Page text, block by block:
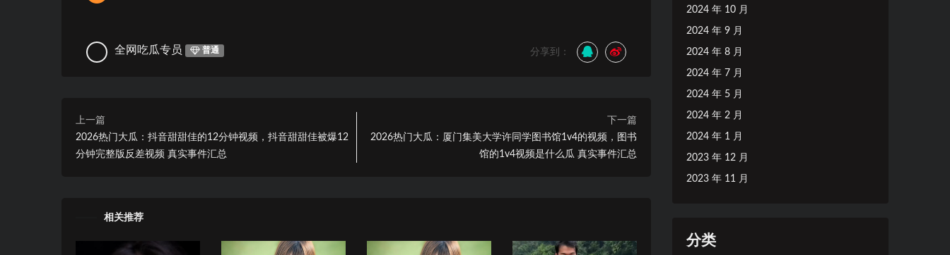
全网吃瓜专员 普通 分享到：
上一篇
2026热门大瓜：抖音甜甜佳的12分钟视频，抖音甜甜佳被爆12
分钟完整版反差视频 真实事件汇总
下一篇
2026热门大瓜：厦门集美大学许同学图书馆1v4的视频，图书
馆的1v4视频是什么瓜 真实事件汇总
相关推荐
2024 年 10 月
2024 年 9 月
2024 年 8 月
2024 年 7 月
2024 年 5 月
2024 年 2 月
2024 年 1 月
2023 年 12 月
2023 年 11 月
分类